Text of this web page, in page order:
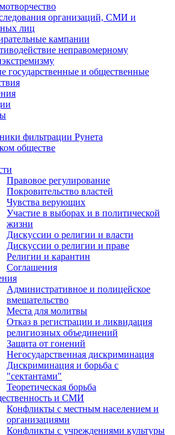
организаций, СМИ и
лиц
кампании
неправомерному
государственные и общественные
фильтрации Рунета
обществе
Правовое регулирование
Покровительство властей
Чувства верующих
Участие в выборах и в политической
жизни
Дискуссии о религии и власти
Дискуссии о религии и праве
Религии и карантин
Соглашения
Административное и полицейское
вмешательство
Места для молитвы
Отказ в регистрации и ликвидация
религиозных объединений
Защита от гонений
Негосударственная дискриминация
Дискриминация и борьба с
"сектантами"
Теоретическая борьба
и СМИ
Конфликты с местным населением и
организациями
Конфликты с учреждениями культуры